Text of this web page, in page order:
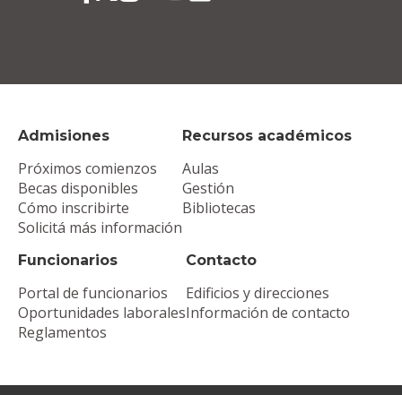
Admisiones
Próximos comienzos
Becas disponibles
Cómo inscribirte
Solicitá más información
Recursos académicos
Aulas
Gestión
Bibliotecas
Funcionarios
Portal de funcionarios
Oportunidades laborales
Reglamentos
Contacto
Edificios y direcciones
Información de contacto